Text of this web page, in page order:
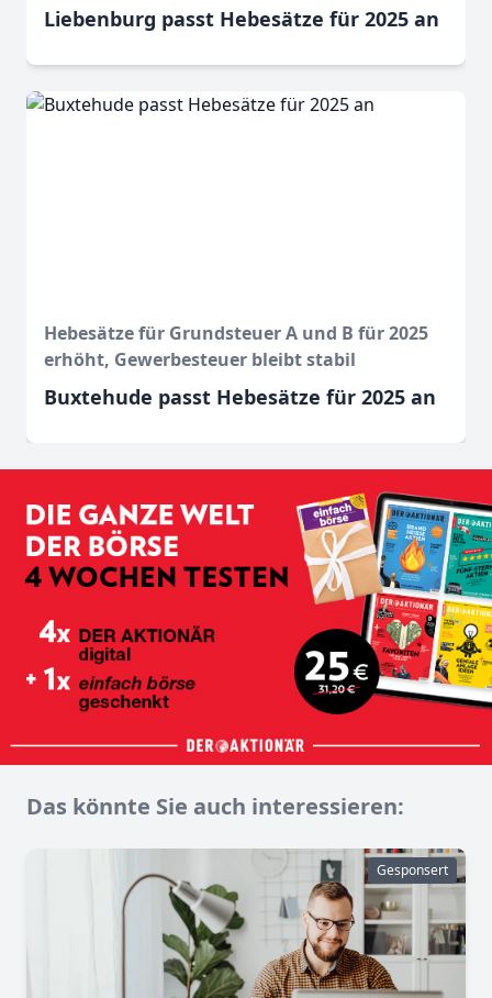
Liebenburg passt Hebesätze für 2025 an
Hebesätze für Grundsteuer A und B für 2025
erhöht, Gewerbesteuer bleibt stabil
Buxtehude passt Hebesätze für 2025 an
Das könnte Sie auch interessieren:
Gesponsert